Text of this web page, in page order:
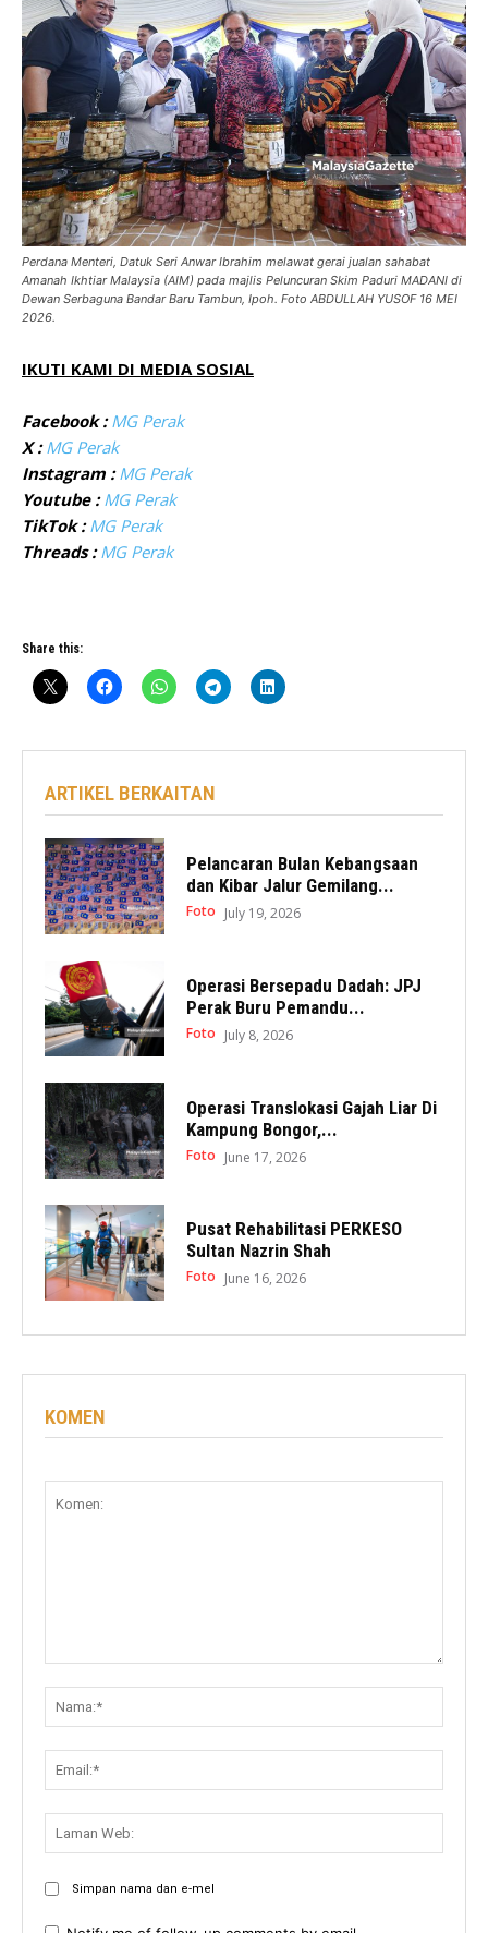
Perdana Menteri, Datuk Seri Anwar Ibrahim melawat gerai jualan sahabat
Amanah Ikhtiar Malaysia (AIM) pada majlis Peluncuran Skim Paduri MADANI di
Dewan Serbaguna Bandar Baru Tambun, Ipoh. Foto ABDULLAH YUSOF 16 MEI
2026.
IKUTI KAMI DI MEDIA SOSIAL
Facebook : MG Perak
X : MG Perak
Instagram : MG Perak
Youtube : MG Perak
TikTok : MG Perak
Threads : MG Perak
Share this:
ARTIKEL BERKAITAN
Pelancaran Bulan Kebangsaan
dan Kibar Jalur Gemilang...
Foto July 19, 2026
Operasi Bersepadu Dadah: JPJ
Perak Buru Pemandu...
Foto July 8, 2026
Operasi Translokasi Gajah Liar Di
Kampung Bongor,...
Foto June 17, 2026
Pusat Rehabilitasi PERKESO
Sultan Nazrin Shah
Foto June 16, 2026
KOMEN
Simpan nama dan e-mel